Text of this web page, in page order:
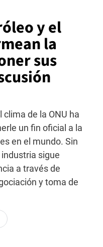
y el
la
sus
de la ONU ha
un fin oficial a la
en el mundo. Sin
sigue
a través de
y toma de